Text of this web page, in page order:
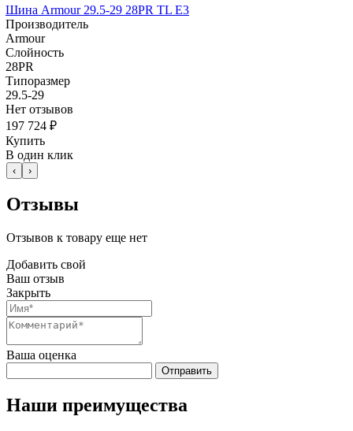
Шина Armour 29.5-29 28PR TL E3
Производитель
Armour
Слойность
28PR
Типоразмер
29.5-29
Нет отзывов
197 724 ₽
Купить
В один клик
‹ ›
Отзывы
Отзывов к товару еще нет
Добавить свой
Ваш отзыв
Закрыть
Ваша оценка
Отправить
Наши преимущества